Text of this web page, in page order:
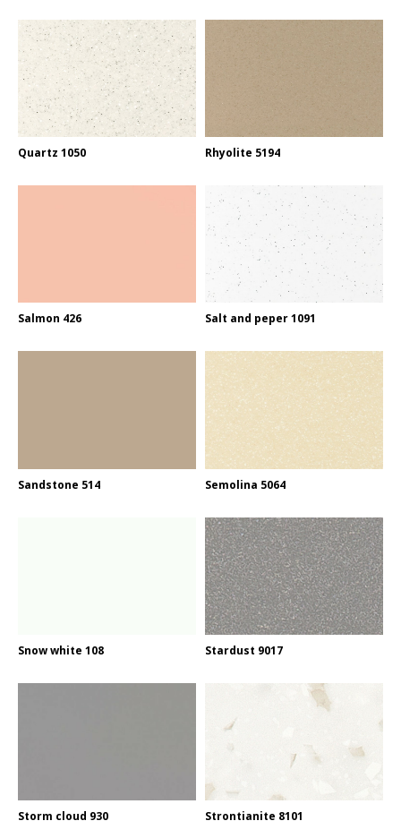
Quartz 1050 Rhyolite 5194
Salmon 426 Salt and peper 1091
Sandstone 514 Semolina 5064
Snow white 108 Stardust 9017
Storm cloud 930 Strontianite 8101